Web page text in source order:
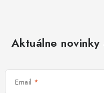
Aktuálne
Email